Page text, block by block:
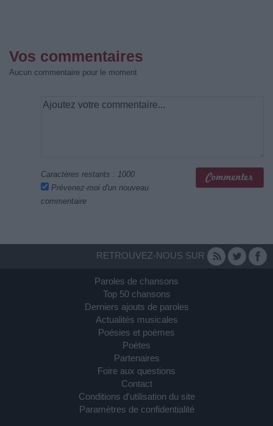
Vos commentaires
Aucun commentaire pour le moment
Caractères restants : 1000
Prévenez-moi d'un nouveau
commentaire
RETROUVEZ-NOUS SUR
Paroles de chansons
Top 50 chansons
Derniers ajouts de paroles
Actualités musicales
Poésies et poèmes
Poètes
Partenaires
Foire aux questions
Contact
Conditions d'utilisation du site
Paramètres de confidentialité